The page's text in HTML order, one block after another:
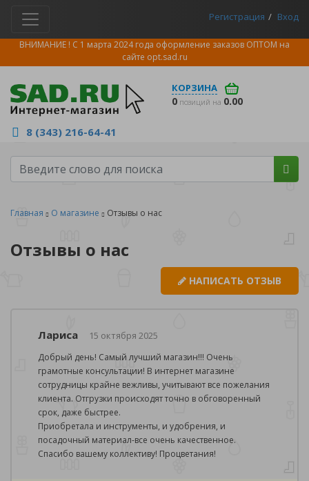
Регистрация Вход
ВНИМАНИЕ ! С 1 марта 2024 года оформление заказов ОПТОМ на
сайте opt.sad.ru
КОРЗИНА
0 позиций на 0.00
8 (343) 216-64-41
Главная О магазине Отзывы о нас
Отзывы о нас
НАПИСАТЬ ОТЗЫВ
Лариса 15 октября 2025
Добрый день! Самый лучший магазин!!! Очень
грамотные консультации! В интернет магазине
сотрудницы крайне вежливы, учитывают все пожелания
клиента. Отгрузки происходят точно в обговоренный
срок, даже быстрее.
Приобретала и инструменты, и удобрения, и
посадочный материал-все очень качественное.
Спасибо вашему коллективу! Процветания!